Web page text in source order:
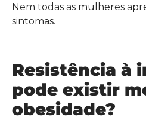
Nem todas as mulheres
sintomas.
Resistência à
pode existir
obesidade?